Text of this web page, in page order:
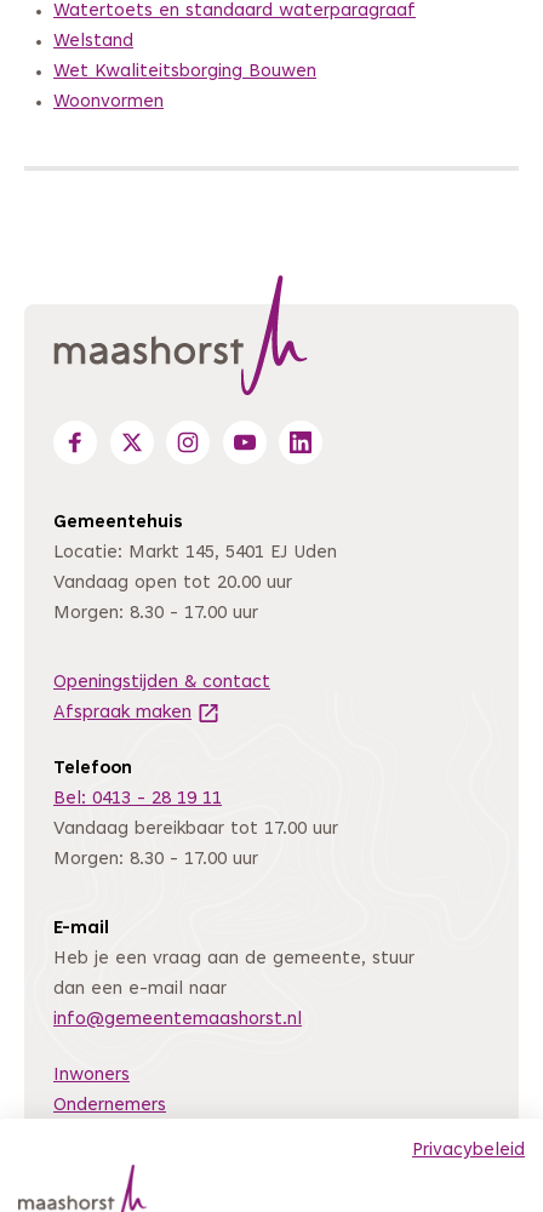
Privacybeleid
Watertoets en standaard waterparagraaf
Welstand
Wet Kwaliteitsborging Bouwen
Woonvormen
Gemeentehuis
Locatie: Markt 145, 5401 EJ Uden
Vandaag open tot 20.00 uur
Morgen: 8.30 - 17.00 uur
Openingstijden & contact
Afspraak maken (Deze link gaat naar een andere
Telefoon
Bel: 0413 - 28 19 11
Vandaag bereikbaar tot 17.00 uur
Morgen: 8.30 - 17.00 uur
E-mail
Heb je een vraag aan de gemeente, stuur
dan een e-mail naar
info@gemeentemaashorst.nl
Inwoners
Ondernemers